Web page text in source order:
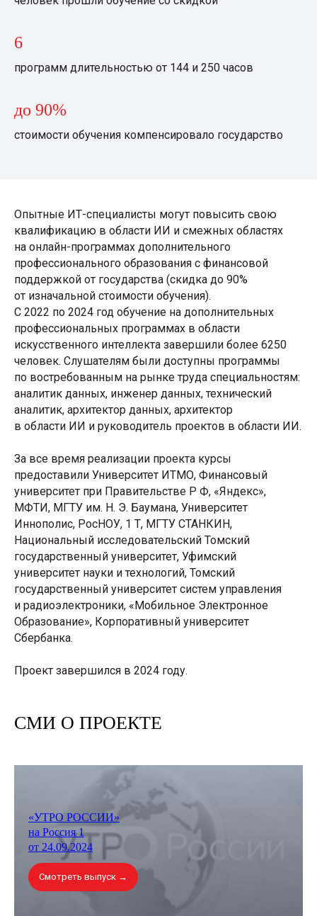
6
программ длительностью от 144 и 250 часов
до 90%
стоимости обучения компенсировало государство
Опытные ИТ-специалисты могут повысить свою
квалификацию в области ИИ и смежных областях
на онлайн-программах дополнительного
профессионального образования с финансовой
поддержкой от государства (скидка до 90%
от изначальной стоимости обучения).
С 2022 по 2024 год обучение на дополнительных
профессиональных программах в области
искусственного интеллекта завершили более 6250
человек. Слушателям были доступны программы
по востребованным на рынке труда специальностям:
аналитик данных, инженер данных, технический
аналитик, архитектор данных, архитектор
в области ИИ и руководитель проектов в области ИИ.
За все время реализации проекта курсы
предоставили Университет ИТМО, Финансовый
университет при Правительстве Р Ф, «Яндекс»,
МФТИ, МГТУ им. Н. Э. Баумана, Университет
Иннополис, РосНОУ, 1 Т, МГТУ СТАНКИН,
Национальный исследовательский Томский
государственный университет, Уфимский
университет науки и технологий, Томский
государственный университет систем управления
и радиоэлектроники, «Мобильное Электронное
Образование», Корпоративный университет
Сбербанка.
Проект завершился в 2024 году.
СМИ О ПРОЕКТЕ
«УТРО РОССИИ»
на Россия 1
от 24.09.2024
Смотреть выпуск →
БУДУЩЕГО